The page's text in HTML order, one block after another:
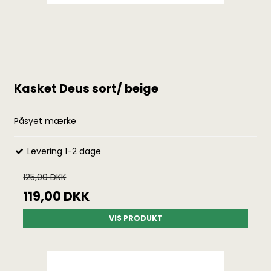
Kasket Deus sort/ beige
Påsyet mærke
Levering 1-2 dage
125,00 DKK
119,00 DKK
VIS PRODUKT